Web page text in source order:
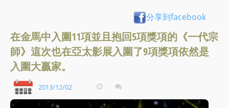
分享到facebook
在金馬中入圍11項並且抱回5項獎項的《一代宗
師》這次也在亞太影展入圍了9項獎項依然是
入圍大贏家。
2013/12/02